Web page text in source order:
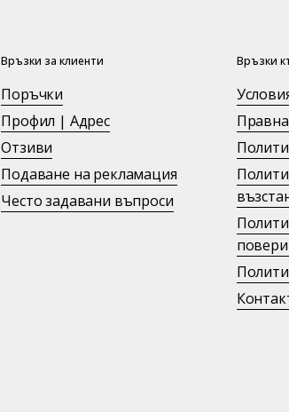
Връзки за клиенти
Поръчки
Профил | Адрес
Отзиви
Подаване на рекламация
Често задавани въпроси
Връзки